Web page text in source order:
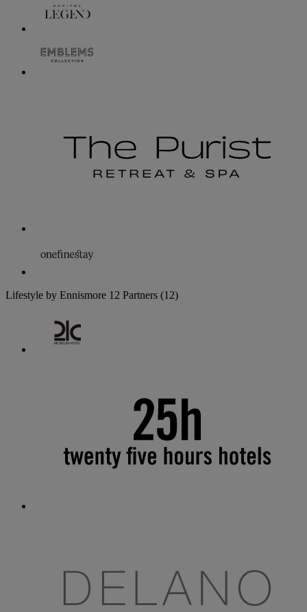
Lifestyle by Ennismore 12 Partners (12)